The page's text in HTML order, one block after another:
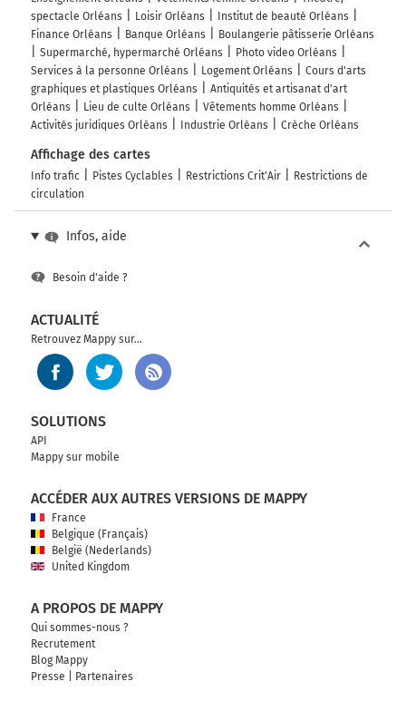
spectacle Orléans
Loisir Orléans
Institut de beauté Orléans
Finance Orléans
Banque Orléans
Boulangerie pâtisserie Orléans
Supermarché, hypermarché Orléans
Photo video Orléans
Services à la personne Orléans
Logement Orléans
Cours d'arts
graphiques et plastiques Orléans
Antiquités et artisanat d'art
Orléans
Lieu de culte Orléans
Vêtements homme Orléans
Activités juridiques Orléans
Industrie Orléans Crèche Orléans
Affichage des cartes
Info trafic Pistes Cyclables Restrictions Crit'Air
Restrictions de
circulation
Infos, aide
Besoin d'aide ?
ACTUALITÉ
Retrouvez Mappy sur...
SOLUTIONS
API
Mappy sur mobile
ACCÉDER AUX AUTRES VERSIONS DE MAPPY
France
Belgique (Français)
België (Nederlands)
United Kingdom
A PROPOS DE MAPPY
Qui sommes-nous ?
Recrutement
Blog Mappy
Presse
Partenaires